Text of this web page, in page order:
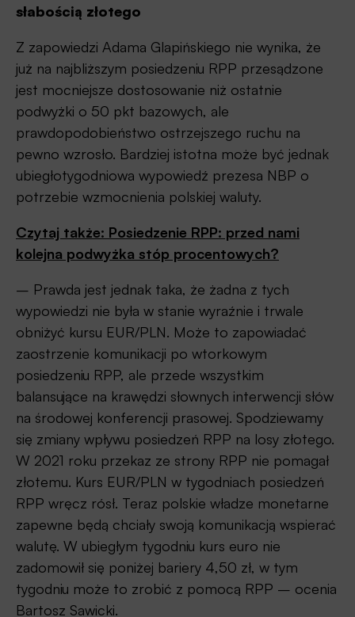
słabością złotego
Z zapowiedzi Adama Glapińskiego nie wynika, że
już na najbliższym posiedzeniu RPP przesądzone
jest mocniejsze dostosowanie niż ostatnie
podwyżki o 50 pkt bazowych, ale
prawdopodobieństwo ostrzejszego ruchu na
pewno wzrosło. Bardziej istotna może być jednak
ubiegłotygodniowa wypowiedź prezesa NBP o
potrzebie wzmocnienia polskiej waluty.
Czytaj także: Posiedzenie RPP: przed nami
kolejna podwyżka stóp procentowych?
– Prawda jest jednak taka, że żadna z tych
wypowiedzi nie była w stanie wyraźnie i trwale
obniżyć kursu EUR/PLN. Może to zapowiadać
zaostrzenie komunikacji po wtorkowym
posiedzeniu RPP, ale przede wszystkim
balansujące na krawędzi słownych interwencji słów
na środowej konferencji prasowej. Spodziewamy
się zmiany wpływu posiedzeń RPP na losy złotego.
W 2021 roku przekaz ze strony RPP nie pomagał
złotemu. Kurs EUR/PLN w tygodniach posiedzeń
RPP wręcz rósł. Teraz polskie władze monetarne
zapewne będą chciały swoją komunikacją wspierać
walutę. W ubiegłym tygodniu kurs euro nie
zadomowił się poniżej bariery 4,50 zł, w tym
tygodniu może to zrobić z pomocą RPP – ocenia
Bartosz Sawicki.